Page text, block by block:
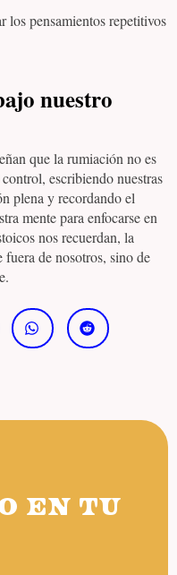
los pensamientos repetitivos
nuestro
que la rumiación no es
escribiendo nuestras
plena y recordando el
mente para enfocarse en
nos recuerdan, la
de nosotros, sino de
EN TU